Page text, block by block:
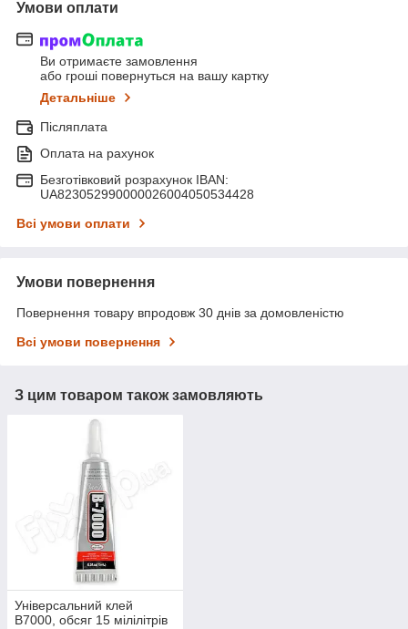
Умови оплати
Ви отримаєте замовлення
або гроші повернуться на вашу картку
Детальніше
Післяплата
Оплата на рахунок
Безготівковий розрахунок IBAN:
UA823052990000026004050534428
Всі умови оплати
Умови повернення
Повернення товару впродовж 30 днів за домовленістю
Всі умови повернення
З цим товаром також замовляють
Універсальний клей
B7000, обсяг 15 мілілітрів